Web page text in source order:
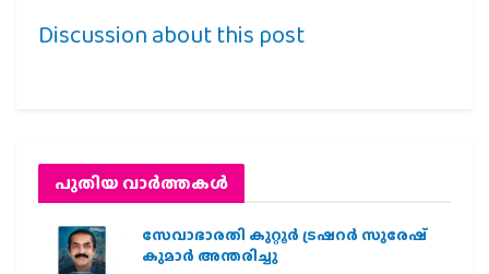
Discussion about this post
പുതിയ വാര്‍ത്തകള്‍
സേവാഭാരതി കുറ്റൂർ ട്രഷറർ സുരേഷ്
കുമാർ അന്തരിച്ചു